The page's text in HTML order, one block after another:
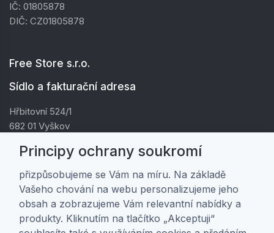
IČ: 01805878
DIČ: CZ01805878
Free Store s.r.o.
Sídlo a fakturační adresa
Hřbitovní 524/1
682 01 Vyškov
DIČ: CZ01805878
Zákaznická péče
Doprava a platba
Principy ochrany soukromí
přizpůsobujeme se Vám na míru. Na základě
Vašeho chování na webu personalizujeme jeho
obsah a zobrazujeme Vám relevantní nabídky a
produkty. Kliknutím na tlačítko „Akceptuji“